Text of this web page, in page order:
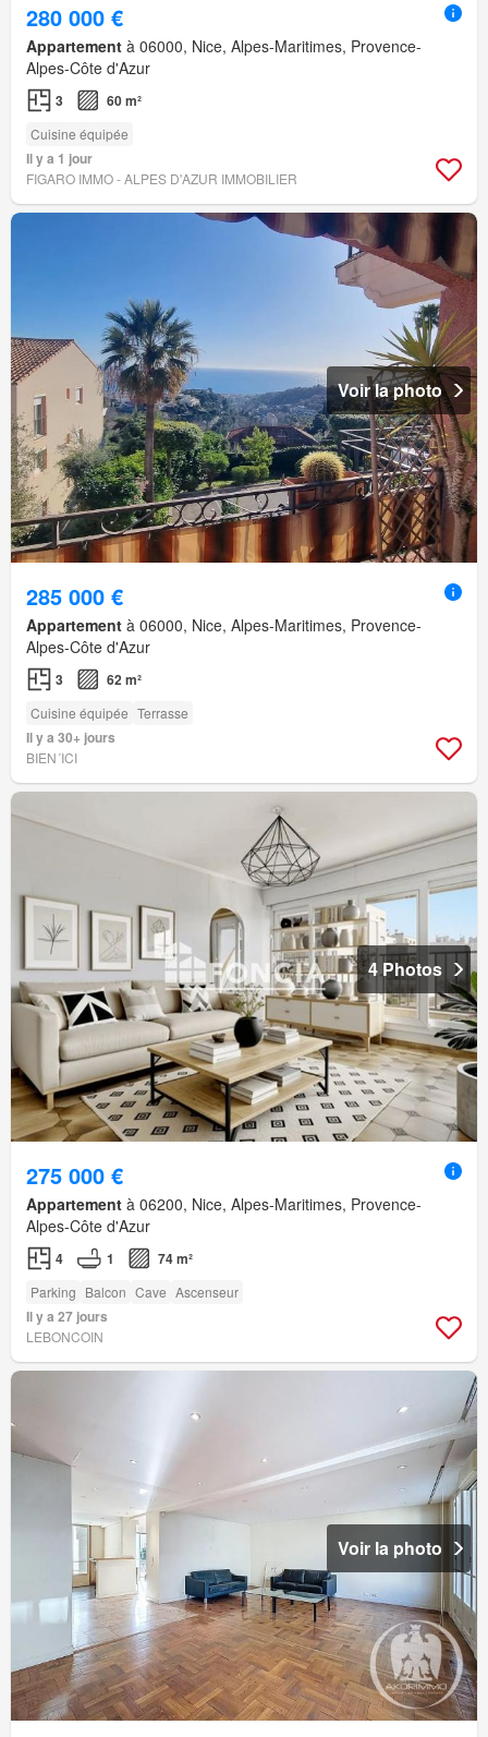
280 000 €
Appartement à 06000, Nice, Alpes-Maritimes, Provence-
Alpes-Côte d'Azur
3 60 m²
Cuisine équipée
Il y a 1 jour
FIGARO IMMO - ALPES D'AZUR IMMOBILIER
Voir la photo
285 000 €
Appartement à 06000, Nice, Alpes-Maritimes, Provence-
Alpes-Côte d'Azur
3 62 m²
Cuisine équipée Terrasse
Il y a 30+ jours
BIEN´ICI
4 Photos
275 000 €
Appartement à 06200, Nice, Alpes-Maritimes, Provence-
Alpes-Côte d'Azur
4 1 74 m²
Parking Balcon Cave Ascenseur
Il y a 27 jours
LEBONCOIN
Voir la photo